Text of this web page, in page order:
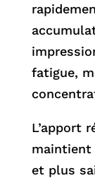
fatigue,
L’apport
maintient
et plus